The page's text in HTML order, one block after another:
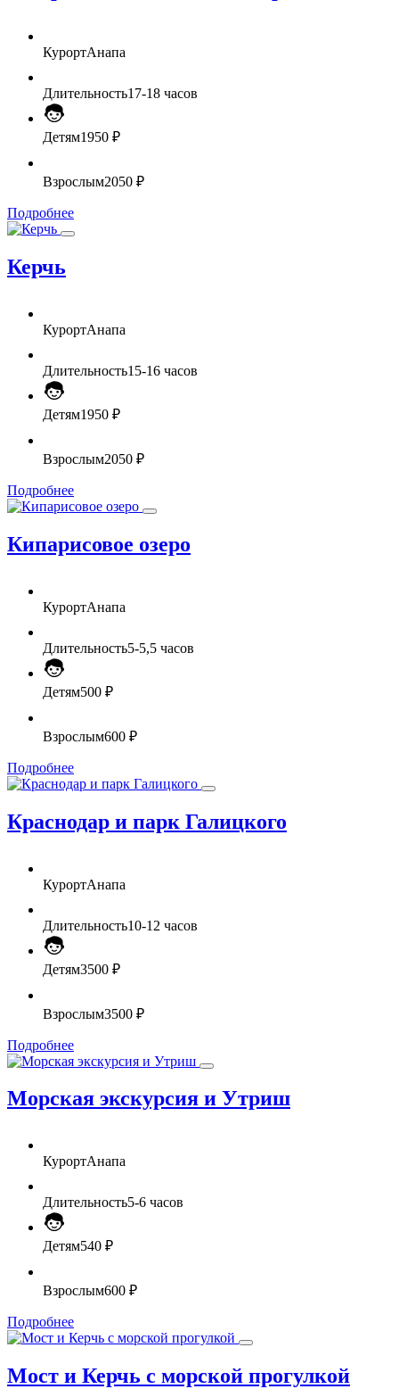
КурортАнапа
Длительность17-18 часов
Детям1950 ₽
Взрослым2050 ₽
Подробнее
Керчь
КурортАнапа
Длительность15-16 часов
Детям1950 ₽
Взрослым2050 ₽
Подробнее
Кипарисовое озеро
КурортАнапа
Длительность5-5,5 часов
Детям500 ₽
Взрослым600 ₽
Подробнее
Краснодар и парк Галицкого
КурортАнапа
Длительность10-12 часов
Детям3500 ₽
Взрослым3500 ₽
Подробнее
Морская экскурсия и Утриш
КурортАнапа
Длительность5-6 часов
Детям540 ₽
Взрослым600 ₽
Подробнее
Мост и Керчь с морской прогулкой